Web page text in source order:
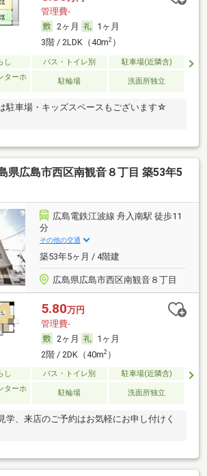
管理費-
2ヶ月
1ヶ月
3階 / 2LDK（40m2）
し バス・トイレ別
駐車場(近隣含)
ターホ
駐輪場 洗面所独立
駐車場・キッズスペースもございます☆
県広島市西区南観音８丁目 築53年5
広島電鉄江波線 舟入南駅 徒歩11
分
その他の交通
築53年5ヶ月 / 4階建
広島県広島市西区南観音８丁目
5.80万円
管理費-
2ヶ月
1ヶ月
2階 / 2DK（40m2）
し バス・トイレ別
駐車場(近隣含)
ターホ
駐輪場 洗面所独立
学、来店のご予約はお気軽にお申し付けく